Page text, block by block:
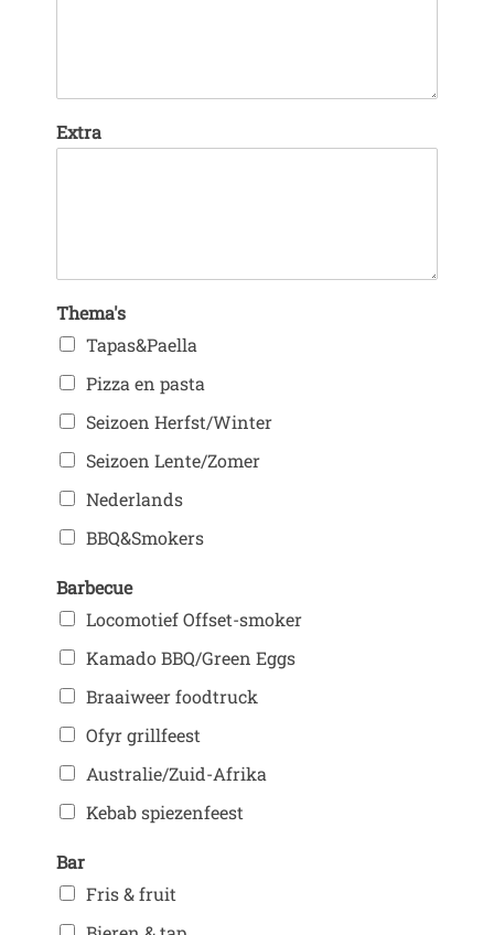
Extra
Thema's
Tapas&Paella
Pizza en pasta
Seizoen Herfst/Winter
Seizoen Lente/Zomer
Nederlands
BBQ&Smokers
Barbecue
Locomotief Offset-smoker
Kamado BBQ/Green Eggs
Braaiweer foodtruck
Ofyr grillfeest
Australie/Zuid-Afrika
Kebab spiezenfeest
Bar
Fris & fruit